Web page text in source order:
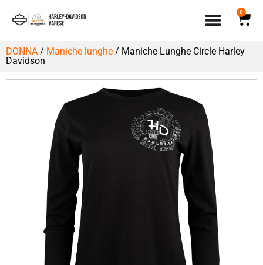
0
DONNA / Maniche lunghe / Maniche Lunghe Circle Harley
Davidson